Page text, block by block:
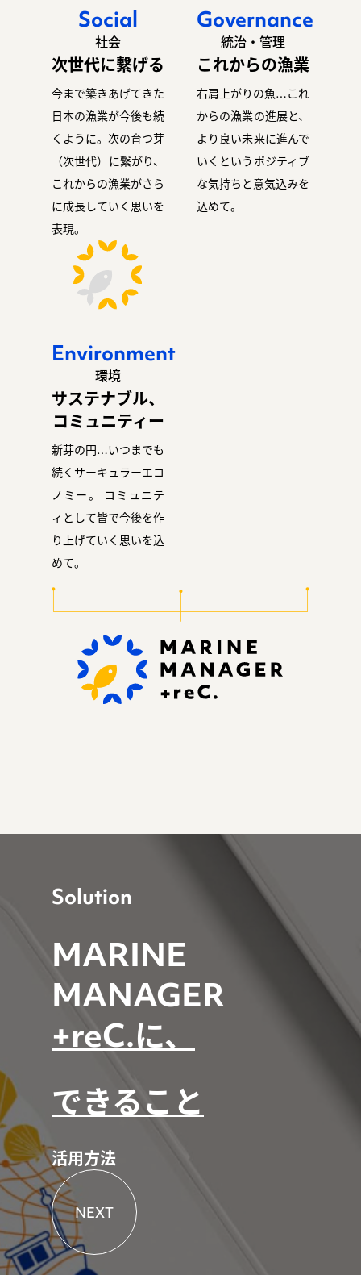
Social
社会
次世代に繋げる
今まで築きあげてきた
日本の漁業が今後も続
くように。次の育つ芽
（次世代）に繋がり、
これからの漁業がさら
に成長していく思いを
表現。
Governance
統治・管理
これからの漁業
右肩上がりの魚…これ
からの漁業の進展と、
より良い未来に進んで
いくというポジティブ
な気持ちと意気込みを
込めて。
Environment
環境
サステナブル、
コミュニティー
新芽の円…いつまでも
続くサーキュラーエコ
ノミー。 コミュニテ
ィとして皆で今後を作
り上げていく思いを込
めて。
Solution
MARINE
MANAGER
+reC.に、
できること
活用方法
NEXT